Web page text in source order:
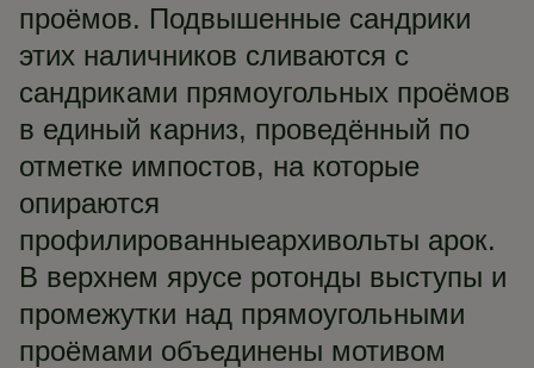
проёмов. Подвышенные сандрики
этих наличников сливаются с
сандриками прямоугольных проёмов
в единый карниз, проведённый по
отметке импостов, на которые
опираются
профилированныеархивольты арок.
В верхнем ярусе ротонды выступы и
промежутки над прямоугольными
проёмами объединены мотивом